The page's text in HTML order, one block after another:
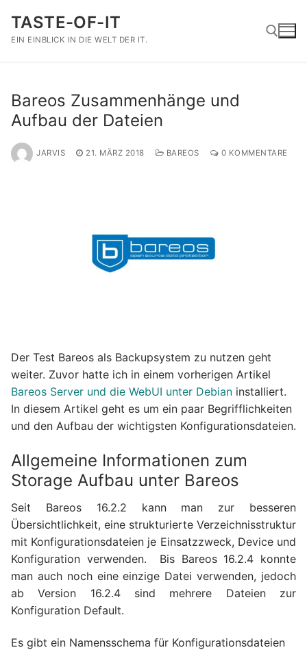
Inhalt
springen
TASTE-OF-IT
EIN EINBLICK IN DIE WELT DER IT.
Bareos Zusammenhänge und
Aufbau der Dateien
JARVIS 21. MÄRZ 2018 BAREOS 0 KOMMENTARE
Der Test Bareos als Backupsystem zu nutzen geht
weiter. Zuvor hatte ich in einem vorherigen Artikel
Bareos Server und die WebUI unter Debian installiert.
In diesem Artikel geht es um ein paar Begrifflichkeiten
und den Aufbau der wichtigsten Konfigurationsdateien.
Allgemeine Informationen zum
Storage Aufbau unter Bareos
Seit Bareos 16.2.2 kann man zur besseren
Übersichtlichkeit, eine strukturierte Verzeichnisstruktur
mit Konfigurationsdateien je Einsatzzweck, Device und
Konfiguration verwenden. Bis Bareos 16.2.4 konnte
man auch noch eine einzige Datei verwenden, jedoch
ab Version 16.2.4 sind mehrere Dateien zur
Konfiguration Default.
Es gibt ein Namensschema für Konfigurationsdateien